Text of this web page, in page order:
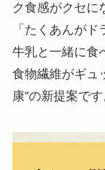
ク食感がクセに
「たくあんが
牛乳と一緒に食
食物繊維がギュ
康”の新提案です